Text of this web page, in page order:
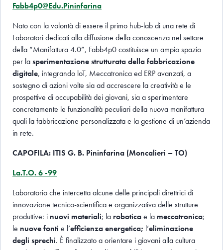
Fabb4p0@Edu.Pininfarina
Nato con la volontà di essere il primo hub-lab di una rete di
Laboratori dedicati alla diffusione della conoscenza nel settore
della “Manifattura 4.0”, Fabb4p0 costituisce un ampio spazio
per lasperimentazione strutturata della fabbricazione
digitale, integrando loT, Meccatronica ed ERP avanzati, a
sostegno di azioni volte sia ad accrescere la creatività e le
prospettive di occupabilità dei giovani, sia a sperimentare
concretamente le funzionalità peculiari della nuova manifattura
quali la fabbricazione personalizzata e la gestione di un’azienda
in rete.
CAPOFILA: ITIS G. B. Pininfarina (Moncalieri – TO)
La.T.O. 6 -99
Laboratorio che intercetta alcune delle principali direttrici di
innovazione tecnico-scientifica e organizzativa delle strutture
produttive: i nuovi materiali; la roboticae la meccatronica;
le nuove fonti e l’efficienza energetica; l’eliminazione
degli sprechi. È finalizzato a orientare i giovani alla cultura